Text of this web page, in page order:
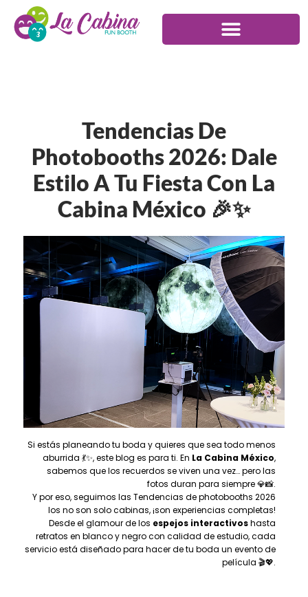
Tendencias De
Photobooths 2026: Dale
Estilo A Tu Fiesta Con La
Cabina México 🎉✨
Si estás planeando tu boda y quieres que sea todo menos
aburrida 💃✨, este blog es para ti. En La Cabina México,
sabemos que los recuerdos se viven una vez… pero las
fotos duran para siempre 💎📸.
Y por eso, seguimos las Tendencias de photobooths 2026
los no son solo cabinas, ¡son experiencias completas!
Desde el glamour de los espejos interactivoshasta
retratos en blanco y negro con calidad de estudio, cada
servicio está diseñado para hacer de tu boda un evento de
película 🎬💖.